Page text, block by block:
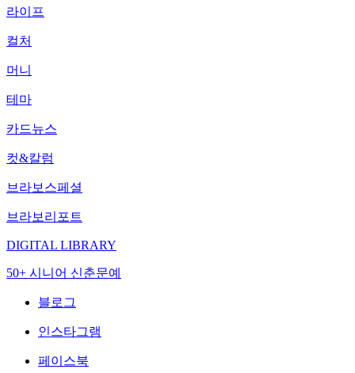
라이프
컬처
머니
테마
카드뉴스
컷&칼럼
브라보스페셜
브라보리포트
DIGITAL LIBRARY
50+ 시니어 신춘문예
블로그
인스타그램
페이스북